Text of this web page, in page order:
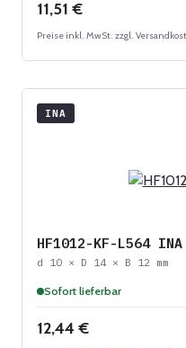
Regulärer Preis:
11,51 €
Preise inkl. MwSt. zzgl.
INA
HF1012-KF-L564 INA
d 10 × D 14 × B 12 mm
Sofort lieferbar
Regulärer Preis:
12,44 €